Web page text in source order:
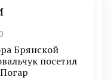
Брянской
посетил